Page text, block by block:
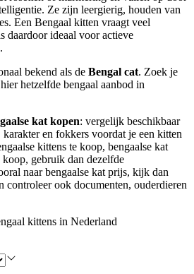
Ze zijn leergierig, houden van
Een Bengaal kitten vraagt veel
daardoor ideaal voor actieve
bekend als de Bengal cat. Zoek je
hetzelfde bengaal aanbod in
kat kopen: vergelijk beschikbaar
en fokkers voordat je een kitten
kittens te koop, bengaalse kat
koop, gebruik dan dezelfde
naar bengaalse kat prijs, kijk dan
controleer ook documenten, ouderdieren
kittens in Nederland